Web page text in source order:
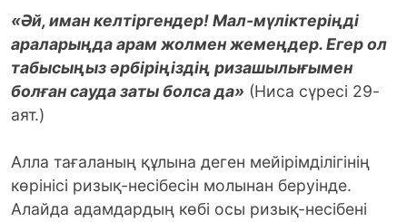
«Әй, иман келтіргендер! Мал-мүліктеріңді
араларыңда арам жолмен жемеңдер. Егер ол
табысыңыз әрбіріңіздің ризашылығымен
болған сауда заты болса да» (Ниса сүресі 29-
аят.)
Алла тағаланың құлына деген мейірімділігінің
көрінісі ризық-несібесін молынан беруінде.
Алайда адамдардың көбі осы ризық-несібені